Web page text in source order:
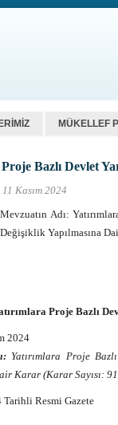
MÜKELLEF
Bazlı Devlet
11 Kasım 2024
Mevzuatın Adı:
Değişiklik Yapılmasına
Proje Bazlı
2024
Yatırımlara Proje
Karar (Karar Sayısı:
Tarihli Resmi Gazete